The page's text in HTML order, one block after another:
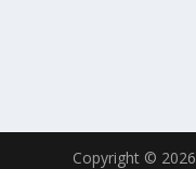
Copyright © 2026